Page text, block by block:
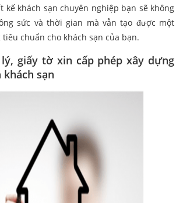
kế khách sạn chuyên nghiệp bạn sẽ không
sức và thời gian mà vẫn tạo được một
chuẩn cho khách sạn của bạn.
giấy tờ xin cấp phép xây dựng
sạn